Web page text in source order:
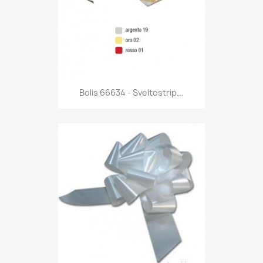
Anteprima
Bolis 66634 - Sveltostrip...